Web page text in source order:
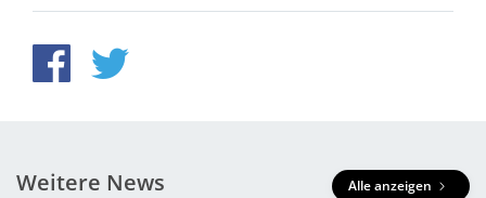
Weitere News Alle anzeigen